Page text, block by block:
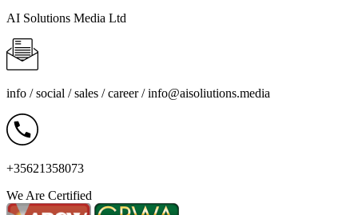
AI Solutions Media Ltd
info / social / sales / career /info@aisoliutions.media
+35621358073
We Are Certified